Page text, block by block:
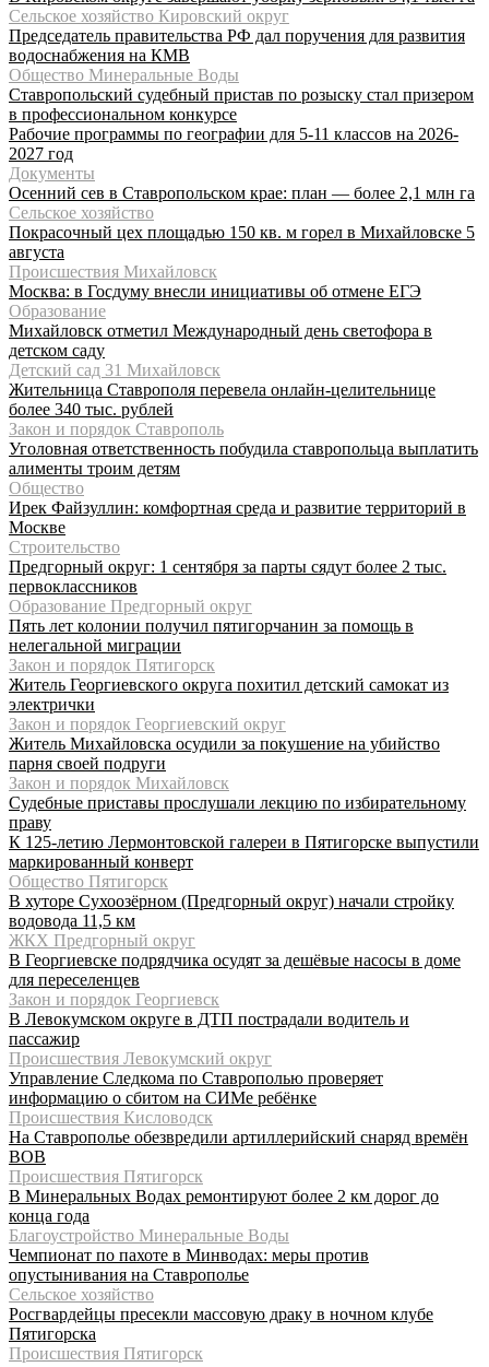
Сельское хозяйство Кировский округ
Председатель правительства РФ дал поручения для развития
водоснабжения на КМВ
Общество Минеральные Воды
Ставропольский судебный пристав по розыску стал призером
в профессиональном конкурсе
Рабочие программы по географии для 5-11 классов на 2026-
2027 год
Документы
Осенний сев в Ставропольском крае: план — более 2,1 млн га
Сельское хозяйство
Покрасочный цех площадью 150 кв. м горел в Михайловске 5
августа
Происшествия Михайловск
Москва: в Госдуму внесли инициативы об отмене ЕГЭ
Образование
Михайловск отметил Международный день светофора в
детском саду
Детский сад 31 Михайловск
Жительница Ставрополя перевела онлайн-целительнице
более 340 тыс. рублей
Закон и порядок Ставрополь
Уголовная ответственность побудила ставропольца выплатить
алименты троим детям
Общество
Ирек Файзуллин: комфортная среда и развитие территорий в
Москве
Строительство
Предгорный округ: 1 сентября за парты сядут более 2 тыс.
первоклассников
Образование Предгорный округ
Пять лет колонии получил пятигорчанин за помощь в
нелегальной миграции
Закон и порядок Пятигорск
Житель Георгиевского округа похитил детский самокат из
электрички
Закон и порядок Георгиевский округ
Житель Михайловска осудили за покушение на убийство
парня своей подруги
Закон и порядок Михайловск
Судебные приставы прослушали лекцию по избирательному
праву
К 125-летию Лермонтовской галереи в Пятигорске выпустили
маркированный конверт
Общество Пятигорск
В хуторе Сухоозёрном (Предгорный округ) начали стройку
водовода 11,5 км
ЖКХ Предгорный округ
В Георгиевске подрядчика осудят за дешёвые насосы в доме
для переселенцев
Закон и порядок Георгиевск
В Левокумском округе в ДТП пострадали водитель и
пассажир
Происшествия Левокумский округ
Управление Следкома по Ставрополью проверяет
информацию о сбитом на СИМе ребёнке
Происшествия Кисловодск
На Ставрополье обезвредили артиллерийский снаряд времён
ВОВ
Происшествия Пятигорск
В Минеральных Водах ремонтируют более 2 км дорог до
конца года
Благоустройство Минеральные Воды
Чемпионат по пахоте в Минводах: меры против
опустынивания на Ставрополье
Сельское хозяйство
Росгвардейцы пресекли массовую драку в ночном клубе
Пятигорска
Происшествия Пятигорск